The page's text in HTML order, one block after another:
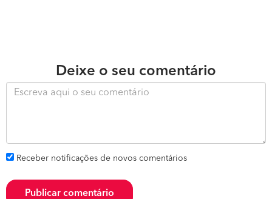
Deixe o seu comentário
Receber notificações de novos comentários
Publicar comentário